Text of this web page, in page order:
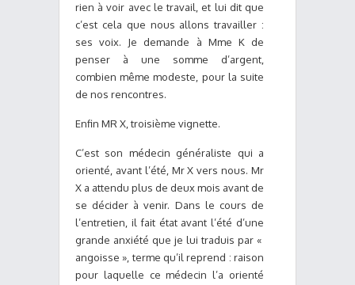
rien à voir avec le travail, et lui dit que
c’est cela que nous allons travailler :
ses voix. Je demande à Mme K de
penser à une somme d’argent,
combien même modeste, pour la suite
de nos rencontres.
Enfin MR X, troisième vignette.
C’est son médecin généraliste qui a
orienté, avant l’été, Mr X vers nous. Mr
X a attendu plus de deux mois avant de
se décider à venir. Dans le cours de
l’entretien, il fait état avant l’été d’une
grande anxiété que je lui traduis par «
angoisse », terme qu’il reprend : raison
pour laquelle ce médecin l’a orienté